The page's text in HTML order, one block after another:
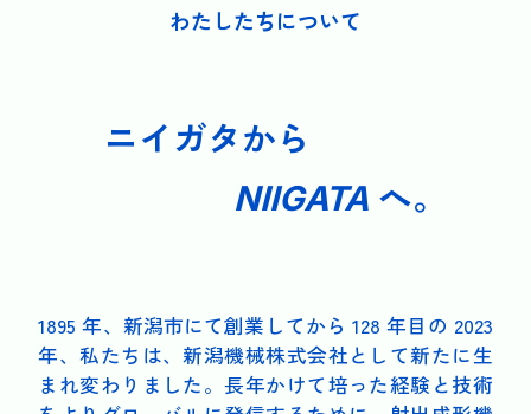
わたしたちについて
ニイガタから
NIIGATAへ。
1895 年、新潟市にて創業してから 128 年目の 2023
年、私たちは、新潟機械株式会社として新たに生
まれ変わりました。長年かけて培った経験と技術